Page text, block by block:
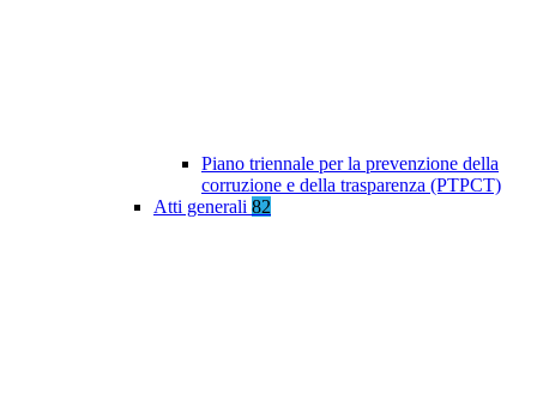
Piano triennale per la prevenzione della
corruzione e della trasparenza (PTPCT)
Atti generali 82